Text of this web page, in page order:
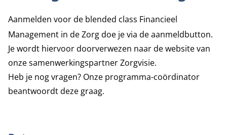
Aanmelden voor de blended class Financieel
Management in de Zorg doe je via de aanmeldbutton.
Je wordt hiervoor doorverwezen naar de website van
onze samenwerkingspartnerZorgvisie.
Heb je nog vragen? Onze programma-coördinator
beantwoordt deze graag.